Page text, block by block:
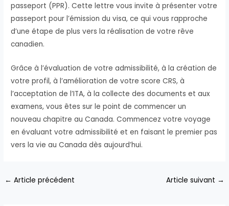
passeport (PPR). Cette lettre vous invite à présenter votre
passeport pour l’émission du visa, ce qui vous rapproche
d’une étape de plus vers la réalisation de votre rêve
canadien.
Grâce à l’évaluation de votre admissibilité, à la création de
votre profil, à l’amélioration de votre score CRS, à
l’acceptation de l’ITA, à la collecte des documents et aux
examens, vous êtes sur le point de commencer un
nouveau chapitre au Canada. Commencez votre voyage
en évaluant votre admissibilité et en faisant le premier pas
vers la vie au Canada dès aujourd’hui.
Navigation
← Article précédent Article suivant →